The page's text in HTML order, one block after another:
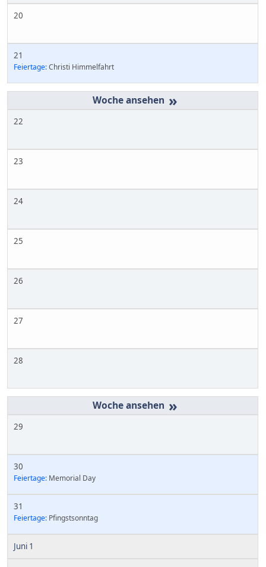
20
21
Feiertage:Christi Himmelfahrt
»
22
23
24
25
26
27
28
»
29
30
Feiertage: Memorial Day
31
Feiertage: Pfingstsonntag
Juni 1